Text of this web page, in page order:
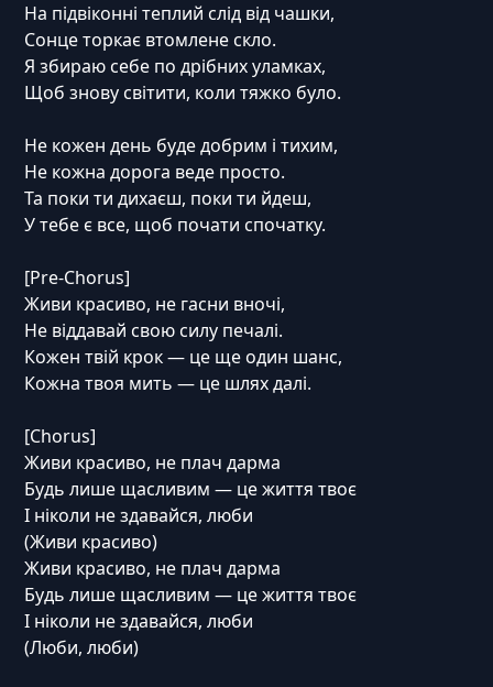
На підвіконні теплий слід від чашки,
Сонце торкає втомлене скло.
Я збираю себе по дрібних уламках,
Щоб знову світити, коли тяжко було.
Не кожен день буде добрим і тихим,
Не кожна дорога веде просто.
Та поки ти дихаєш, поки ти йдеш,
У тебе є все, щоб почати спочатку.
[Pre-Chorus]
Живи красиво, не гасни вночі,
Не віддавай свою силу печалі.
Кожен твій крок — це ще один шанс,
Кожна твоя мить — це шлях далі.
[Chorus]
Живи красиво, не плач дарма
Будь лише щасливим — це життя твоє
І ніколи не здавайся, люби
(Живи красиво)
Живи красиво, не плач дарма
Будь лише щасливим — це життя твоє
І ніколи не здавайся, люби
(Люби, люби)